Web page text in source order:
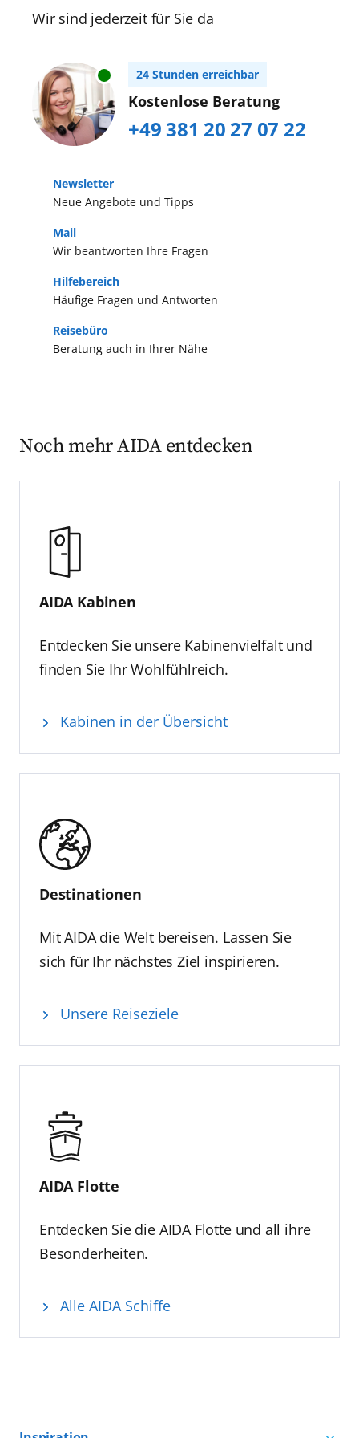
kleinen Geschäfte und Restaurants,
Ostseemetropole und können
entdecken, bevor Sie auf Ihr Schiff
gehen. Mit der AIDAmar und der
AIDAdiva brechen Sie von hier zum
Beispiel nach Skandinavien, ins
Inseln auf.
Wir sind jederzeit für Sie da
24 Stunden erreichbar
Kostenlose Beratung
+49 381 20 27 07 22
Neue Angebote und Tipps
Newsletter
Häufige Fragen und Antworten
Hilfebereich
Wir beantworten Ihre Fragen
Mail
Beratung auch in Ihrer Nähe
Reisebüro
Noch mehr AIDA entdecken
AIDA Kabinen
Entdecken Sie unsere Kabinenvielfalt und
finden Sie Ihr Wohlfühlreich.
Kabinen in der Übersicht
Destinationen
Mit AIDA die Welt bereisen. Lassen Sie
sich für Ihr nächstes Ziel inspirieren.
Unsere Reiseziele
AIDA Flotte
Entdecken Sie die AIDA Flotte und all ihre
Besonderheiten.
Alle AIDA Schiffe